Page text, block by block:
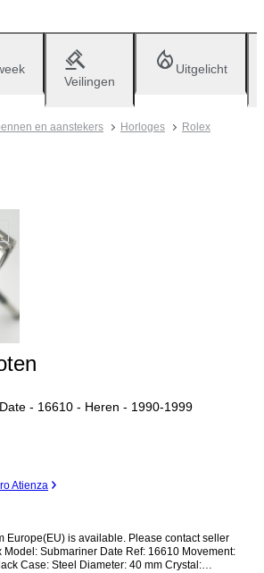
Veilingen
Uitgelicht
en aanstekers Horloges
Rolex
- 16610 - Heren - 1990-1999
Atienza
Europe(EU) is available. Please contact seller
Case: Steel Diameter: 40 mm Crystal: